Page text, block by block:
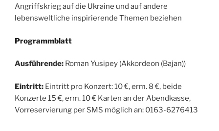
Angriffskrieg auf die Ukraine und auf andere
lebensweltliche inspirierende Themen beziehen
Programmblatt
Ausführende: Roman Yusipey (Akkordeon (Bajan))
Eintritt: Eintritt pro Konzert: 10 €, erm. 8 €, beide
Konzerte 15 €, erm. 10 € Karten an der Abendkasse,
Vorreservierung per SMS möglich an: 0163-6276413